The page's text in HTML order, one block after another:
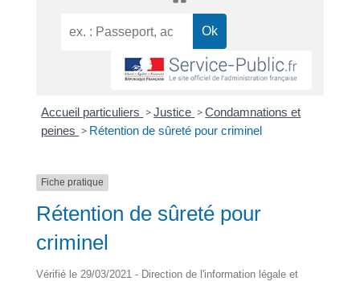
Accueil particuliers >Justice >Condamnations et
peines > Rétention de sûreté pour criminel
Fiche pratique
Rétention de sûreté pour
criminel
Vérifié le 29/03/2021 - Direction de l'information légale et